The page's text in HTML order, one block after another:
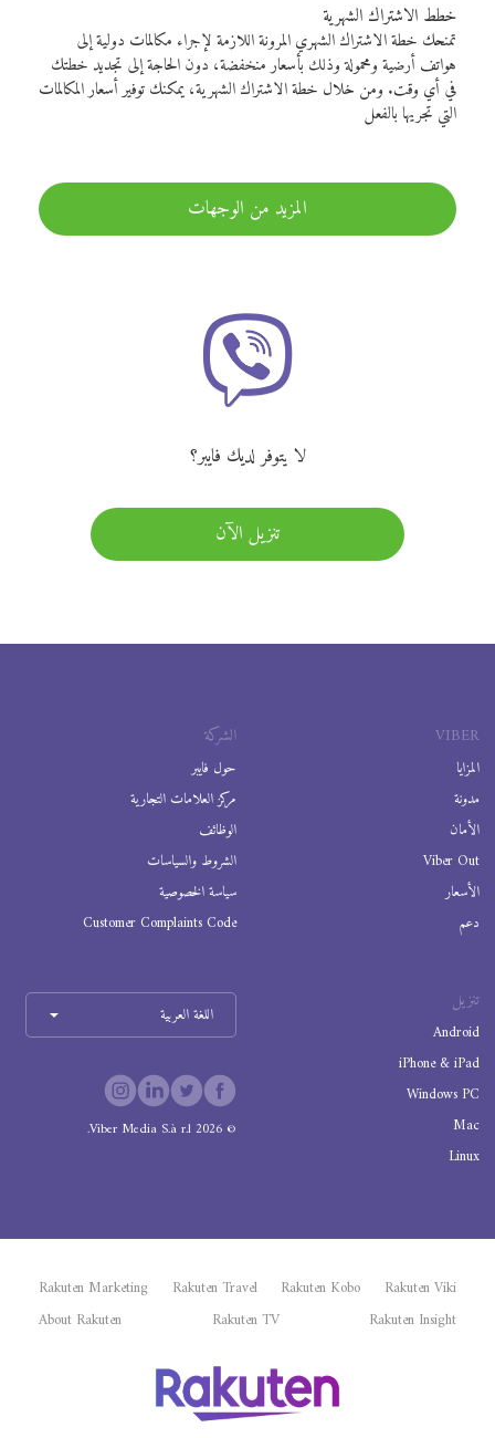
خطط الاشتراك الشهرية
تمنحك خطة الاشتراك الشهري المرونة اللازمة لإجراء مكالمات دولية إلى
هواتف أرضية ومحمولة وذلك بأسعار منخفضة، دون الحاجة إلى تجديد خطتك
في أي وقت. ومن خلال خطة الاشتراك الشهرية، يمكنك توفير أسعار المكالمات
التي تجريها بالفعل
المزيد من الوجهات
لا يتوفر لديك فايبر؟
تنزيل الآن
VIBER
المزايا
مدونة
الأمان
Viber Out
الأسعار
دعم
الشركة
حول فايبر
مركز العلامات التجارية
الوظائف
الشروط والسياسات
سياسة الخصوصية
Customer Complaints Code
تنزيل
Android
iPhone & iPad
Windows PC
Mac
Linux
اللغة العربية
©
2026
Viber Media S.à r.l.
Rakuten Viki
Rakuten Kobo
Rakuten Travel
Rakuten Marketing
Rakuten Insight
Rakuten TV
About Rakuten